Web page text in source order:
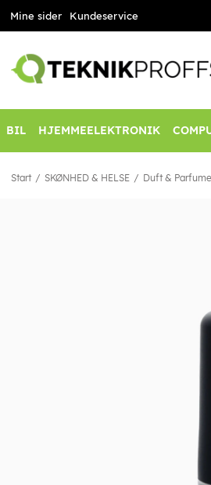
Mine sider Kundeservice
BIL HJEMMEELEKTRONIK
Start SKØNHED & HELSE Duft & Parfume